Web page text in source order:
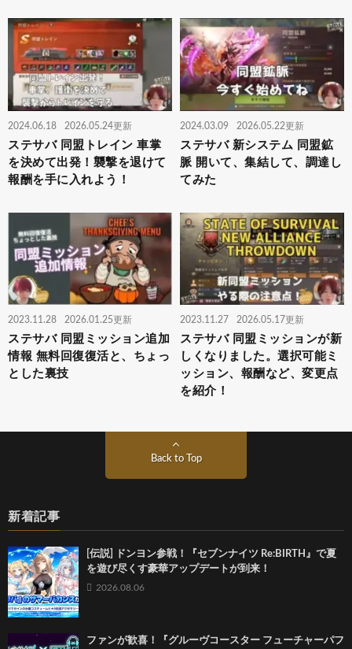
2024.06.18 2026.05.24更新
ステサバ 同盟トレイン 車掌
を決めて出発！襲撃を退けて
報酬を手に入れよう！
2024.03.09 2026.05.22更新
ステサバ 新システム 同盟鉱
脈 開いて、集結して、調達し
てみた
2023.11.28 2026.01.25更新
ステサバ 同盟ミッション追加
情報 無料回復復活と、ちょっ
とした裏技
2023.11.27 2026.05.17更新
ステサバ 同盟ミッションが新
しくなりました。選択可能ミ
ッション、報酬など、変更点
を紹介！
Back to Top
新着記事
[伝説] ドンヨン参戦！『セブンナイツ Re:BIRTH』で夏
を遊び尽くす豪華アップデートが到来！
2026.08.06
ファンが歓喜！『グルーヴコースター フューチャーパフ